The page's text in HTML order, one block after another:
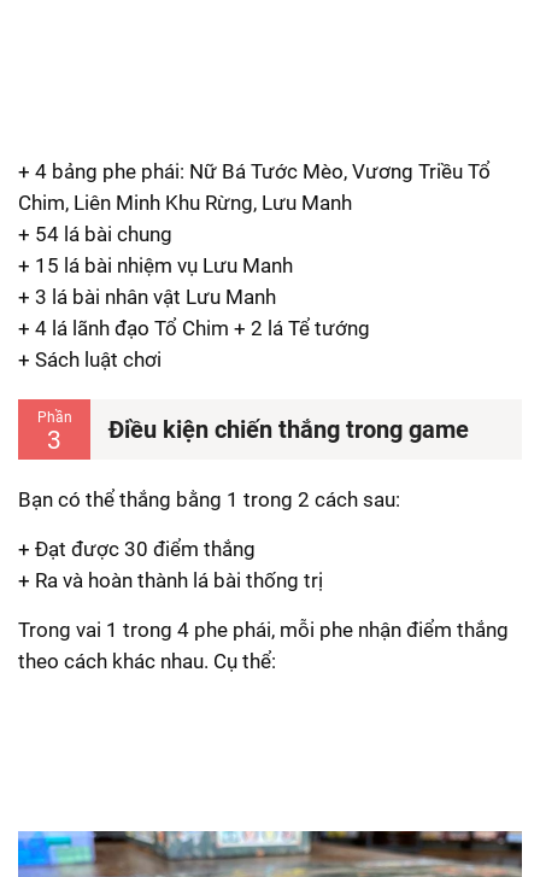
+ 4 bảng phe phái: Nữ Bá Tước Mèo, Vương Triều Tổ
Chim, Liên Minh Khu Rừng, Lưu Manh
+ 54 lá bài chung
+ 15 lá bài nhiệm vụ Lưu Manh
+ 3 lá bài nhân vật Lưu Manh
+ 4 lá lãnh đạo Tổ Chim + 2 lá Tể tướng
+ Sách luật chơi
Phần
3 Điều kiện chiến thắng trong game
Bạn có thể thắng bằng 1 trong 2 cách sau:
+ Đạt được 30 điểm thắng
+ Ra và hoàn thành lá bài thống trị
Trong vai 1 trong 4 phe phái, mỗi phe nhận điểm thắng
theo cách khác nhau. Cụ thể: